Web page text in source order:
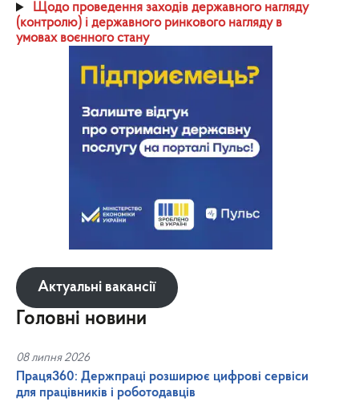
Щодо проведення заходів державного нагляду
(контролю) і державного ринкового нагляду в
умовах воєнного стану
Актуальні вакансії
Головні новини
08 липня 2026
Праця360: Держпраці розширює цифрові сервіси
для працівників і роботодавців